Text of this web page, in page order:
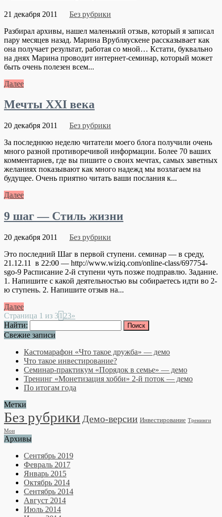
21 декабря 2011
Без рубрики
Разбирал архивы, нашел маленький отзыв, который я записал
пару месяцев назад. Марина Врубляускене рассказывает как
она получает результат, работая со мной… Кстати, буквально
на днях Марина проводит интернет-семинар, который может
быть очень полезен всем...
Далее
Мечты XXI века
20 декабря 2011
Без рубрики
За последнюю неделю читатели моего блога получили очень
много разной противоречивой информации. Более 70 ваших
комментариев, где вы пишите о своих мечтах, самых заветных
желаниях показывают как много надежд мы возлагаем на
будущее. Очень приятно читать ваши послания к...
Далее
9 шаг — Стиль жизни
20 декабря 2011
Без рубрики
Это последний Шаг в первой ступени. семинар — в среду,
21.12.11 в 22:00 — http://www.wiziq.com/online-class/697754-
sgo-9 Расписание 2-й ступени чуть позже подправлю. Задание.
1. Напишите с какой деятельностью вы собираетесь идти во 2-
ю ступень. 2. Напишите отзыв на...
Далее
Страница 1 из 31 23»
Найти:
Свежие записи
Кастомарафон «Что такое дружба» — демо
Что такое инвестирование?
Семинар-практикум «Порядок в семье» — демо
Тренинг «Монетизация хобби» 2-й поток — демо
По итогам года
Метки
Без рубрики Демо-версии Инвестирование Тренинги
Мои
Архивы
Сентябрь 2019
Февраль 2017
Январь 2015
Октябрь 2014
Сентябрь 2014
Август 2014
Июль 2014